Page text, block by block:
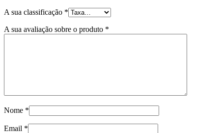
A sua classificação *
A sua avaliação sobre o produto *
Nome *
Email *